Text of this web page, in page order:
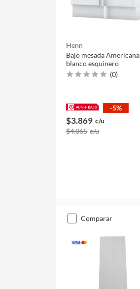
Henn
Bajo mesada Americana
blanco esquinero
(0)
-5%
$3.869 c/u
$4.065 c/u
comparar